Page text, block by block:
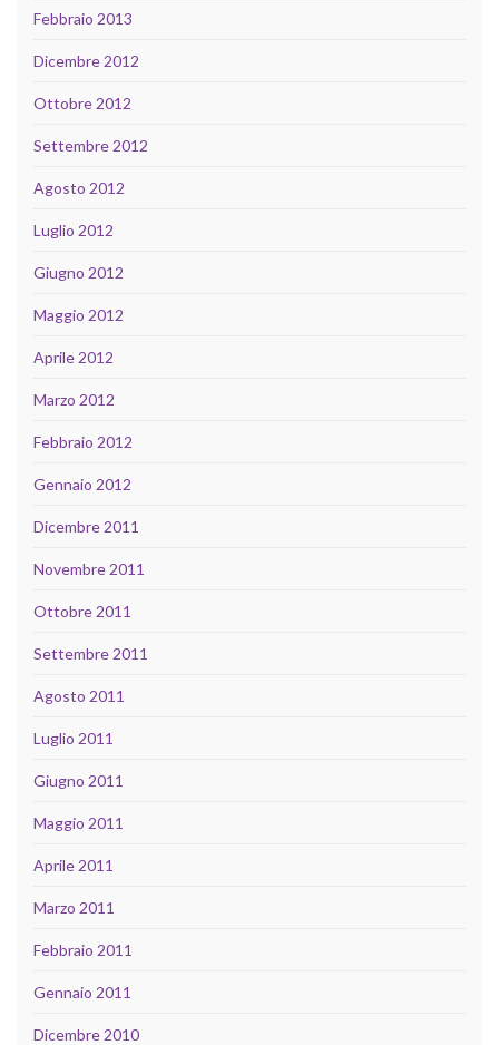
Febbraio 2013
Dicembre 2012
Ottobre 2012
Settembre 2012
Agosto 2012
Luglio 2012
Giugno 2012
Maggio 2012
Aprile 2012
Marzo 2012
Febbraio 2012
Gennaio 2012
Dicembre 2011
Novembre 2011
Ottobre 2011
Settembre 2011
Agosto 2011
Luglio 2011
Giugno 2011
Maggio 2011
Aprile 2011
Marzo 2011
Febbraio 2011
Gennaio 2011
Dicembre 2010